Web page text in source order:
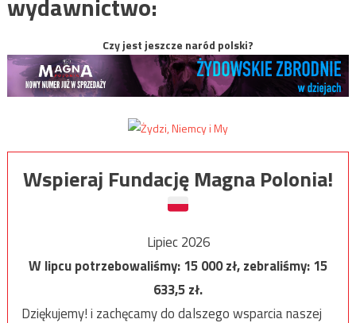
Czy jest jeszcze naród polski?
Wspieraj Fundację Magna Polonia!
Lipiec 2026
W lipcu potrzebowaliśmy:15 000zł, zebraliśmy:15
633,5zł.
Dziękujemy! i zachęcamy do dalszego wsparcia naszej